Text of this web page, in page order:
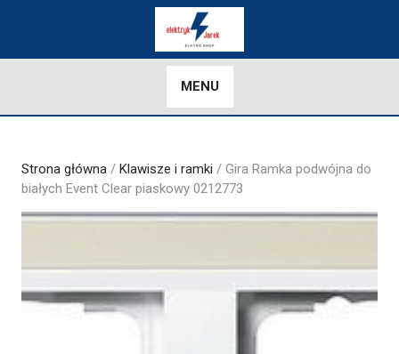
MENU
Strona główna / Klawisze i ramki / Gira Ramka podwójna do
białych Event Clear piaskowy 0212773